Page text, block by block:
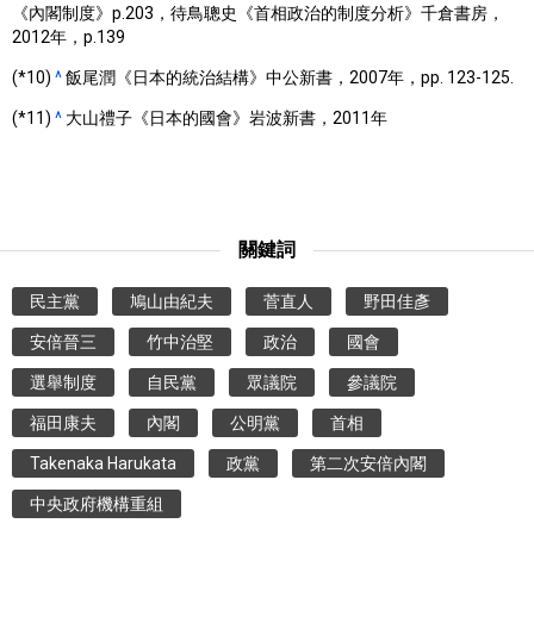
《內閣制度》p.203，待鳥聰史《首相政治的制度分析》千倉書房，
2012年，p.139
(*10) ^飯尾潤《日本的統治結構》中公新書，2007年，pp. 123-125.
(*11) ^大山禮子《日本的國會》岩波新書，2011年
關鍵詞
民主黨 鳩山由紀夫 菅直人 野田佳彥
安倍晉三 竹中治堅 政治 國會
選舉制度 自民黨 眾議院 參議院
福田康夫 內閣 公明黨 首相
Takenaka Harukata 政黨 第二次安倍內閣
中央政府機構重組